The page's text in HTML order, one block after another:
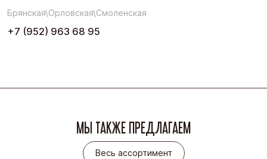
Брянская\Орловская\Смоленская
+7 (952) 963 68 95
МЫ ТАКЖЕ ПРЕДЛАГАЕМ
Весь ассортимент
Весь ассортимент